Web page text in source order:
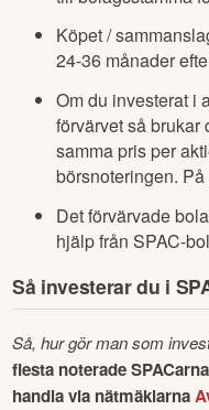
Köpet /
24-36 månader
Om du investerat i
förvärvet så brukar
samma pris per
börsnoteringen.
Det förvärvade
hjälp från SPAC-
Så investerar du i
Så, hur gör man som
flesta noterade
handla via nätmäklarna